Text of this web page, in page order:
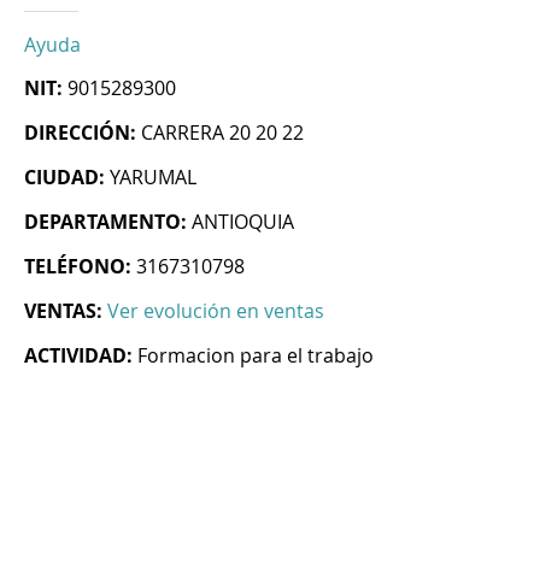
Ayuda
NIT: 9015289300
DIRECCIÓN: CARRERA 20 20 22
CIUDAD: YARUMAL
DEPARTAMENTO: ANTIOQUIA
TELÉFONO: 3167310798
VENTAS: Ver evolución en ventas
ACTIVIDAD: Formacion para el trabajo